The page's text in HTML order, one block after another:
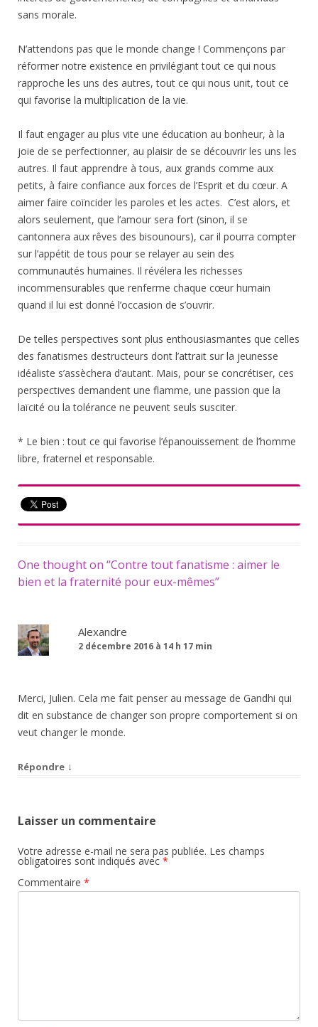
sans morale.
N’attendons pas que le monde change ! Commençons par
réformer notre existence en privilégiant tout ce qui nous
rapproche les uns des autres, tout ce qui nous unit, tout ce
qui favorise la multiplication de la vie.
Il faut engager au plus vite une éducation au bonheur, à la
joie de se perfectionner, au plaisir de se découvrir les uns les
autres. Il faut apprendre à tous, aux grands comme aux
petits, à faire confiance aux forces de l’Esprit et du cœur. A
aimer faire coïncider les paroles et les actes. C’est alors, et
alors seulement, que l’amour sera fort (sinon, il se
cantonnera aux rêves des bisounours), car il pourra compter
sur l’appétit de tous pour se relayer au sein des
communautés humaines. Il révélera les richesses
incommensurables que renferme chaque cœur humain
quand il lui est donné l’occasion de s’ouvrir.
De telles perspectives sont plus enthousiasmantes que celles
des fanatismes destructeurs dont l’attrait sur la jeunesse
idéaliste s’assèchera d’autant. Mais, pour se concrétiser, ces
perspectives demandent une flamme, une passion que la
laïcité ou la tolérance ne peuvent seuls susciter.
* Le bien : tout ce qui favorise l’épanouissement de l’homme
libre, fraternel et responsable.
One thought on “Contre tout fanatisme : aimer le
bien et la fraternité pour eux-mêmes”
Alexandre
2 décembre 2016 à 14 h 17 min
Merci, Julien. Cela me fait penser au message de Gandhi qui
dit en substance de changer son propre comportement si on
veut changer le monde.
Répondre ↓
Laisser un commentaire
Votre adresse e-mail ne sera pas publiée. Les champs
obligatoires sont indiqués avec *
Commentaire *